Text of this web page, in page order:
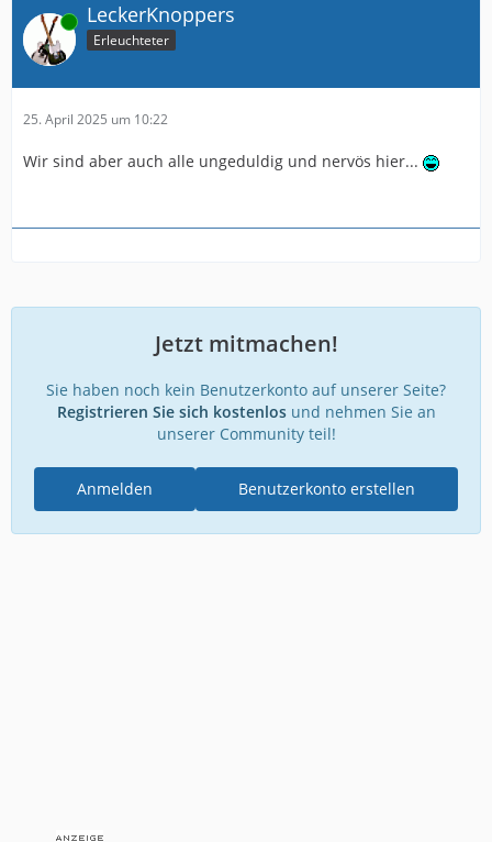
Online LeckerKnoppers
Erleuchteter
25. April 2025 um 10:22
Wir sind aber auch alle ungeduldig und nervös hier...
Jetzt mitmachen!
Sie haben noch kein Benutzerkonto auf unserer Seite?
Registrieren Sie sich kostenlosund nehmen Sie an
unserer Community teil!
Benutzerkonto erstellen
Anmelden